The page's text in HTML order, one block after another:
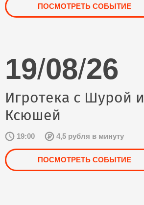
ПОСМОТРЕТЬ СОБЫТИЕ
19/08/26
Игротека с Шурой и
Ксюшей
19:00 4,5 рубля в минуту
ПОСМОТРЕТЬ СОБЫТИЕ